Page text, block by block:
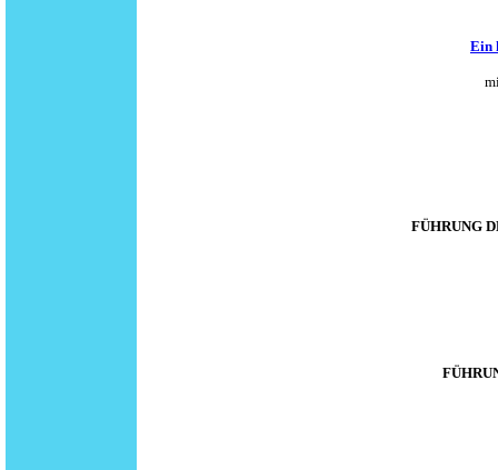
Ein
FÜHRUNG